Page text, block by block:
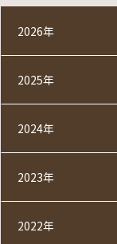
2026年
2025年
2024年
2023年
2022年